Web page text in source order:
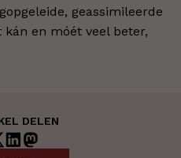
geassimileerde
en móét veel beter,
DELEN